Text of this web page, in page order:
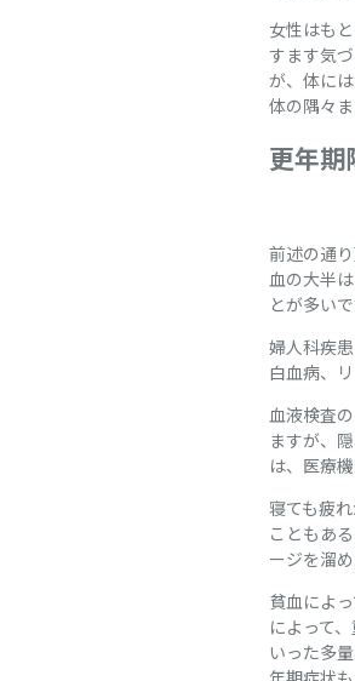
女性はも
すます気
が、体に
体の隅々
更年
前述の通
血の大半
とが多い
婦人科疾
白血病、
血液検査
ますが、
は、医療
寝ても疲
こともあ
ージを溜
貧血によ
によって
いった多